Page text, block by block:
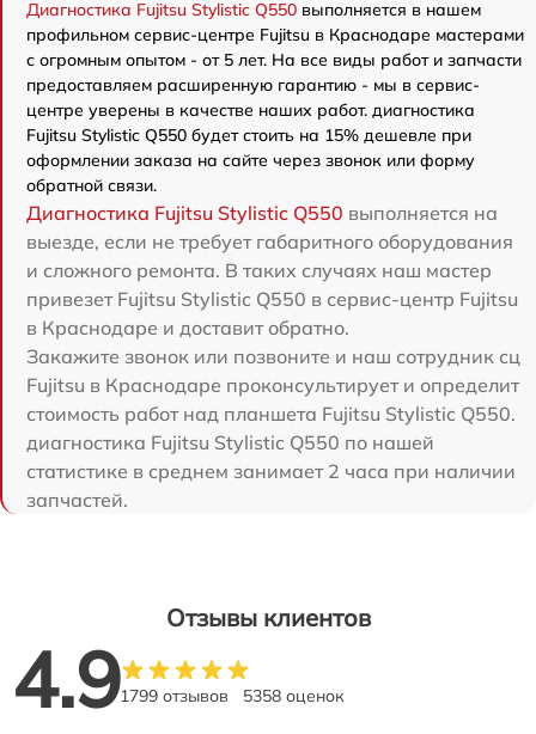
Диагностика Fujitsu Stylistic Q550 выполняется в нашем
профильном сервис-центре Fujitsu в Краснодаре мастерами
с огромным опытом - от 5 лет. На все виды работ и запчасти
предоставляем расширенную гарантию - мы в сервис-
центре уверены в качестве наших работ. диагностика
Fujitsu Stylistic Q550 будет стоить на 15% дешевле при
оформлении заказа на сайте через звонок или форму
обратной связи.
Диагностика Fujitsu Stylistic Q550 выполняется на
выезде, если не требует габаритного оборудования
и сложного ремонта. В таких случаях наш мастер
привезет Fujitsu Stylistic Q550 в сервис-центр Fujitsu
в Краснодаре и доставит обратно.
Закажите звонок или позвоните и наш сотрудник сц
Fujitsu в Краснодаре проконсультирует и определит
стоимость работ над планшета Fujitsu Stylistic Q550.
диагностика Fujitsu Stylistic Q550 по нашей
статистике в среднем занимает 2 часа при наличии
запчастей.
Отзывы клиентов
4.91799 отзывов 5358 оценок